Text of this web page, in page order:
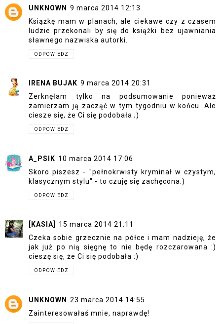
UNKNOWN
9 marca 2014 12:13
Książkę mam w planach, ale ciekawe czy z czasem
ludzie przekonali by się do książki bez ujawniania
sławnego nazwiska autorki.
ODPOWIEDZ
IRENA BUJAK 9 marca 2014 20:31
Zerknęłam tylko na podsumowanie ponieważ
zamierzam ją zacząć w tym tygodniu w końcu. Ale
ciesze się, że Ci się podobała ;)
ODPOWIEDZ
A_PSIK 10 marca 2014 17:06
Skoro piszesz - "pełnokrwisty kryminał w czystym,
klasycznym stylu" - to czuję się zachęcona:)
ODPOWIEDZ
[KASIA]
15 marca 2014 21:11
Czeka sobie grzecznie na półce i mam nadzieję, że
jak już po nią sięgnę to nie będę rozczarowana :)
cieszę się, że Ci się podobała :)
ODPOWIEDZ
UNKNOWN
23 marca 2014 14:55
Zainteresowałaś mnie, naprawdę!